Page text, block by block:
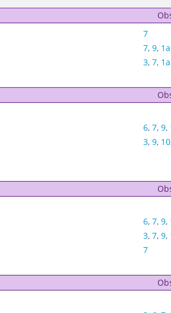
7
7, 9, 1a
3, 7, 1a
6, 7, 9,
3, 9, 10
6, 7, 9,
3, 7, 9,
7